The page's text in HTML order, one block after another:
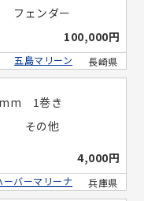
フェンダー
100,000円
長崎県
五島マリーン
1巻き
その他
4,000円
兵庫県
ーバーマリーナ